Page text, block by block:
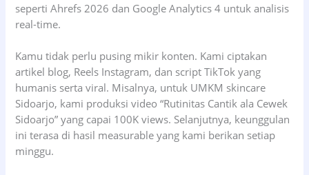
seperti Ahrefs 2026 dan Google Analytics 4 untuk analisis
real-time.
Kamu tidak perlu pusing mikir konten. Kami ciptakan
artikel blog, Reels Instagram, dan script TikTok yang
humanis serta viral. Misalnya, untuk UMKM skincare
Sidoarjo, kami produksi video “Rutinitas Cantik ala Cewek
Sidoarjo” yang capai 100K views. Selanjutnya, keunggulan
ini terasa di hasil measurable yang kami berikan setiap
minggu.